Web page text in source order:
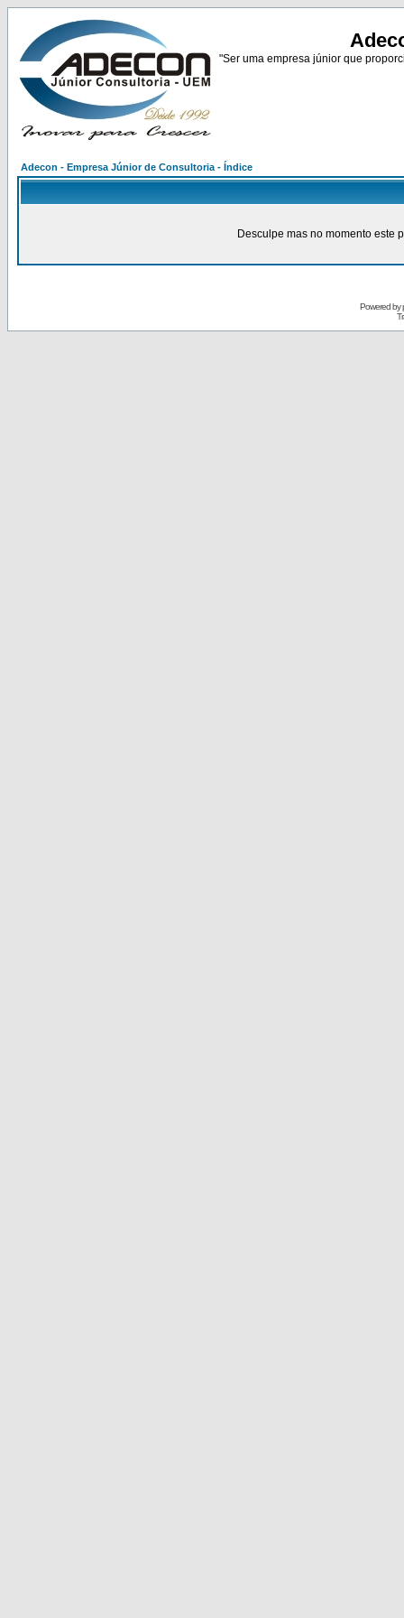
"Ser uma empresa júnior que
Adecon - Empresa Júnior de Consultoria - Índice
Desculpe mas no momento este
Powered by